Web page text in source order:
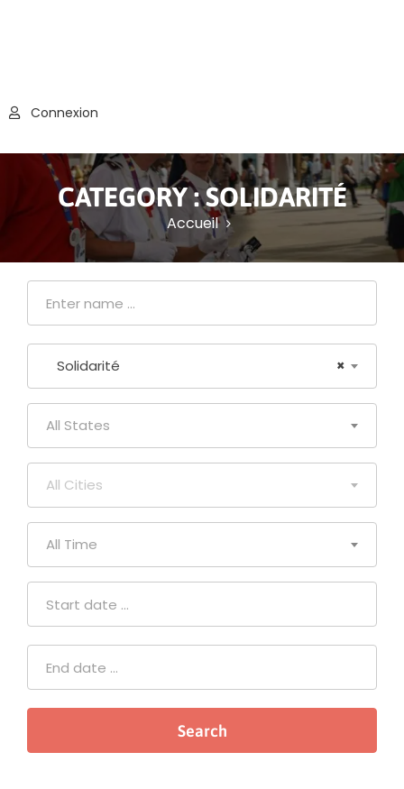
Connexion
CATEGORY :SOLIDARITÉ
Accueil
×
Solidarité
All States
All Cities
All Time